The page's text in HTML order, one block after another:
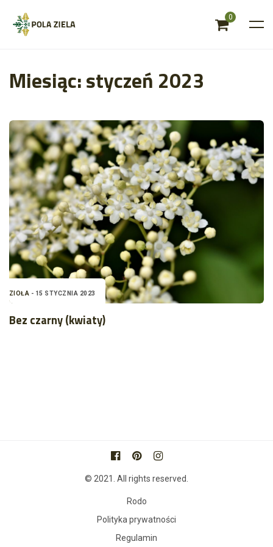
0
Miesiąc:styczeń 2023
ZIOŁA - 15 STYCZNIA 2023
Bez czarny (kwiaty)
© 2021. All rights reserved.
Rodo
Polityka prywatności
Regulamin